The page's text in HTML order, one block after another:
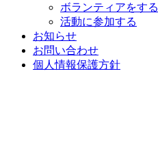
ボランティアをする
活動に参加する
お知らせ
お問い合わせ
個人情報保護方針